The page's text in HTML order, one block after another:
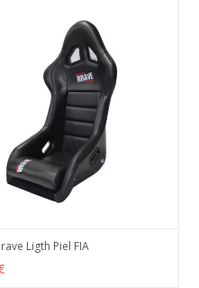
Ligth Piel FIA